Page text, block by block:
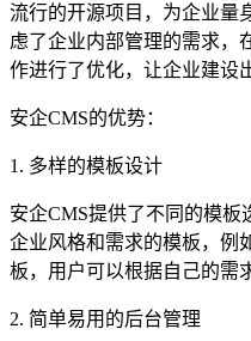
流行的开源项目，为企业量
虑了企业内部管理的需求，
作进行了优化，让企业建设
安企CMS的优势：
1. 多样的模板设计
安企CMS提供了不同的模
企业风格和需求的模板，例
板，用户可以根据自己的需
2. 简单易用的后台管理